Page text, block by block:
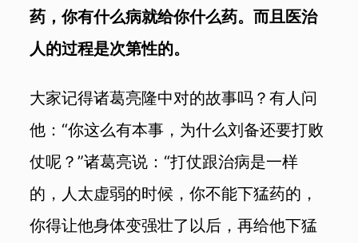
药，你有什么病就给你什么药。而且医治
人的过程是次第性的。
大家记得诸葛亮隆中对的故事吗？有人问
他：“你这么有本事，为什么刘备还要打败
仗呢？”诸葛亮说：“打仗跟治病是一样
的，人太虚弱的时候，你不能下猛药的，
你得让他身体变强壮了以后，再给他下猛